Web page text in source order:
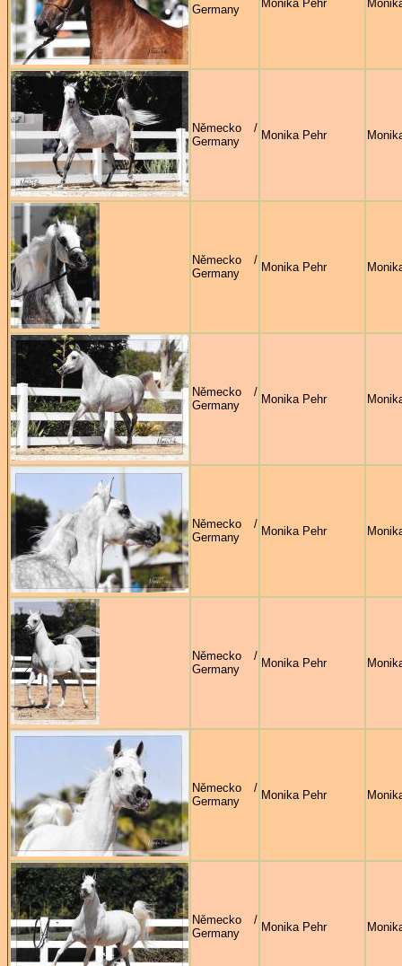
Germany
Monika Pehr
Německo /
Germany
Monika Pehr
Německo /
Germany
Monika Pehr
Německo /
Germany
Monika Pehr
Německo /
Germany
Monika Pehr
Německo /
Germany
Monika Pehr
Německo /
Germany
Monika Pehr
Německo /
Germany
Monika Pehr